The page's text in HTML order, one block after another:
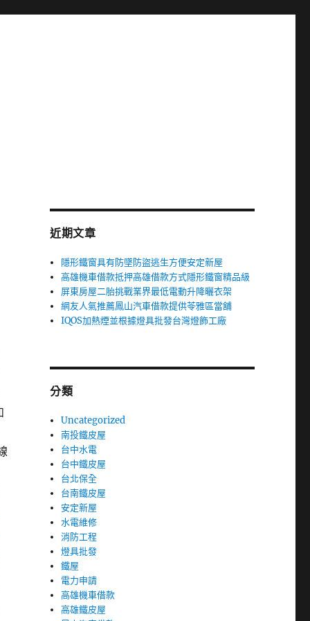
近期文章
隱形鐵窗具有防墜防盜逃生方便安定新屋
高雄機車借款抵押高雄借款方式隱形鐵窗精品級
屏東房屋二胎挑戰業界最低電動升降曬衣架
網友人氣推薦鳳山汽車借款提供苓雅區當舖
IQOS加熱煙並根據燈具批發台灣燈飾工廠
分類
Uncategorized
南投鐵皮屋
台中水電
台中鐵皮屋
台北保全
台南鐵皮屋
安定新屋
水電維修
消防工程
燈具批發
鐵屋
電力申請
高雄機車借款
高雄鐵皮屋